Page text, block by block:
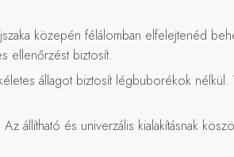
közepén félálomban elfelejtenéd
ellenőrzést biztosít.
állagot biztosít légbuborékok
állítható és univerzális kialakításnak